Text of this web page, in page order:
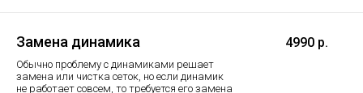
Замена динамика
Обычно проблему с динамиками решает
замена или чистка сеток, но если динамик
не работает совсем, то требуется его замена
4990 р.